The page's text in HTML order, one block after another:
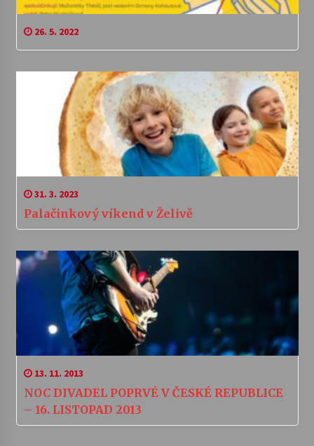
26. 5. 2022
31. 3. 2023
Palačinkový víkend v Želivě
13. 11. 2013
NOC DIVADEL POPRVÉ V ČESKÉ REPUBLICE
– 16. LISTOPAD 2013